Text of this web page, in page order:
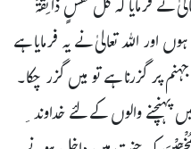
اللہ تعالیٰ نے یہ فرمایا ہے
پر گزرنا ہے تو میں گزر چکا۔
والوں کے لئے خداوند